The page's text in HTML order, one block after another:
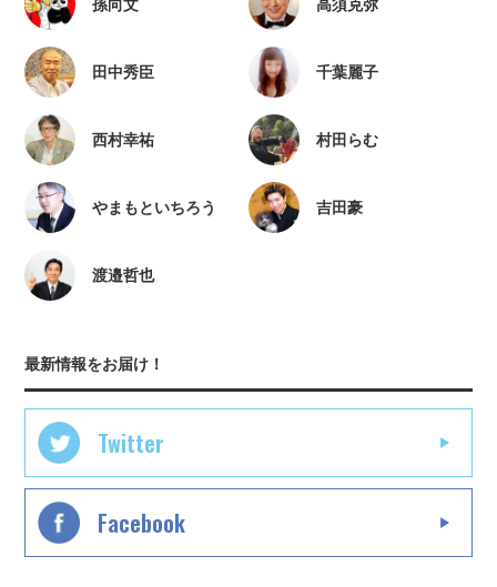
孫向文 高須克弥
田中秀臣 千葉麗子
西村幸祐 村田らむ
やまもといちろう 吉田豪
渡邉哲也
最新情報をお届け！
Twitter
Facebook